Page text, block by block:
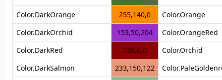
Color.DarkOrange
255,140,0
Color.Orange
Color.DarkOrchid
153,50,204
Color.OrangeRed
Color.DarkRed
139,0,0
Color.Orchid
Color.DarkSalmon
233,150,122